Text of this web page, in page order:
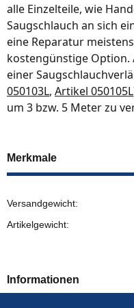
alle Einzelteile, wie
Saugschlauch an sich
eine Reparatur
kostengünstige Option.
einer
050103L, Artikel 050105L
um 3 bzw. 5 Meter zu
Merkmale
Versandgewicht:
Artikelgewicht:
Informationen